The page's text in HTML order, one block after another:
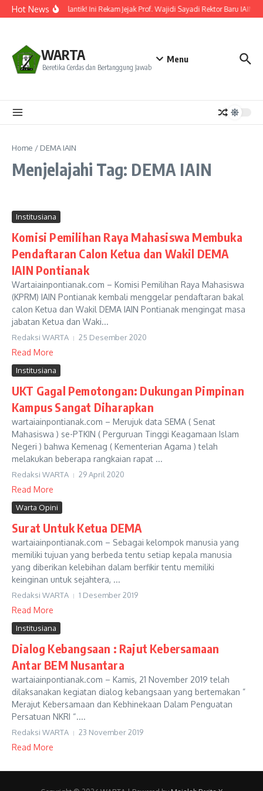
Lewati ke konten
Hot NewsResmi Dilantik! Ini Rekam Jejak Prof. Wajidi Sayadi Rektor Baru IAIN
WARTA
Beretika Cerdas dan Bertanggung Jawab
Menu
Home / DEMA IAIN
Menjelajahi Tag: DEMA IAIN
Institusiana
Komisi Pemilihan Raya Mahasiswa Membuka
Pendaftaran Calon Ketua dan Wakil DEMA
IAIN Pontianak
Wartaiainpontianak.com – Komisi Pemilihan Raya Mahasiswa
(KPRM) IAIN Pontianak kembali menggelar pendaftaran bakal
calon Ketua dan Wakil DEMA IAIN Pontianak mengingat masa
jabatan Ketua dan Waki...
Redaksi WARTA 25 Desember 2020
Read More
Institusiana
UKT Gagal Pemotongan: Dukungan Pimpinan
Kampus Sangat Diharapkan
wartaiainpontianak.com – Merujuk data SEMA ( Senat
Mahasiswa ) se-PTKIN ( Perguruan Tinggi Keagamaan Islam
Negeri ) bahwa Kemenag ( Kementerian Agama ) telah
melakukan beberapa rangkaian rapat ...
Redaksi WARTA 29 April 2020
Read More
Warta Opini
Surat Untuk Ketua DEMA
wartaiainpontianak.com – Sebagai kelompok manusia yang
memiliki tujuan yang berbeda tentu setiap kepala manusia
yang diberikan kelebihan dalam berfikir tentu memiliki
keinginan untuk sejahtera, ...
Redaksi WARTA 1 Desember 2019
Read More
Institusiana
Dialog Kebangsaan : Rajut Kebersamaan
Antar BEM Nusantara
wartaiainpontianak.com – Kamis, 21 November 2019 telah
dilaksanakan kegiatan dialog kebangsaan yang bertemakan ”
Merajut Kebersamaan dan Kebhinekaan Dalam Penguatan
Persatuan NKRI “....
Redaksi WARTA 23 November 2019
Read More